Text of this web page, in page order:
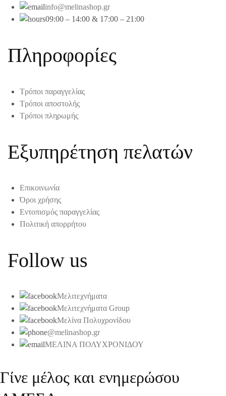
info@melinashop.gr
09:00 – 14:00 & 17:00 – 21:00
Πληροφορίες
Τρόποι παραγγελίας
Τρόποι αποστολής
Τρόποι πληρωμής
Εξυπηρέτηση πελατών
Επικοινωνία
Όροι χρήσης
Εντοπισμός παραγγελίας
Πολιτική απορρήτου
Follow us
Μελιτεχνήματα
Μελιτεχνήματα Group
Μελίνα Πολυχρονίδου
@melinashop.gr
ΜΕΛΙΝΑ ΠΟΛΥΧΡΟΝΙΔΟΥ
Γίνε μέλος και ενημερώσου